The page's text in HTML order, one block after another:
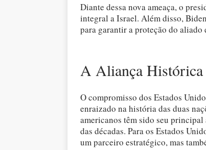
Diante dessa nova ameaça, o
integral a Israel. Além disso,
para garantir a proteção do aliado
A Aliança Histórica
O compromisso dos Estados
enraizado na história das duas
americanos têm sido seu
das décadas. Para os Estados
um parceiro estratégico, mas